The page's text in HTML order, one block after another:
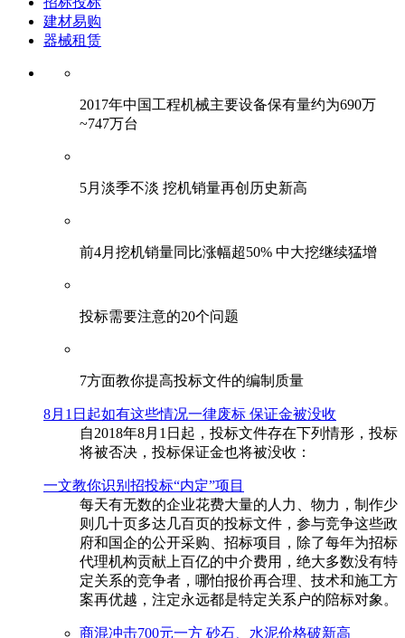
建材易购
器械租赁
2017年中国工程机械主要设备保有量约为690万
~747万台
5月淡季不淡 挖机销量再创历史新高
前4月挖机销量同比涨幅超50% 中大挖继续猛增
投标需要注意的20个问题
​7方面教你提高投标文件的编制质量
8月1日起如有这些情况一律废标 保证金被没收
自2018年8月1日起，投标文件存在下列情形，投标
将被否决，投标保证金也将被没收：
一文教你识别招投标“内定”项目
每天有无数的企业花费大量的人力、物力，制作少
则几十页多达几百页的投标文件，参与竞争这些政
府和国企的公开采购、招标项目，除了每年为招标
代理机构贡献上百亿的中介费用，绝大多数没有特
定关系的竞争者，哪怕报价再合理、技术和施工方
案再优越，注定永远都是特定关系户的陪标对象。
商混冲击700元一方 砂石、水泥价格破新高